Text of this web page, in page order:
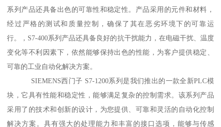
系列产品还具备出色的可靠性和稳定性。产品采用的元件和材料，
经过严格的测试和质量控制，确保了其在恶劣环境下的可靠运
行。，S7-400系列产品还具备良好的抗干扰能力，在电磁干扰、温度
变化等不利因素下，依然能够保持出色的性能，为客户提供稳定、
可靠的工业自动化解决方案。
SIEMENS西门子 S7-1200系列是我们推出的一款全新PLC模
块，它具有性能和稳定性，能够满足复杂的控制需求。该系列产品
采用了的技术和创新的设计，为您提供、可靠和灵活的自动化控制
解决方案。具有强大的处理能力和丰富的接口选项，能够与传感